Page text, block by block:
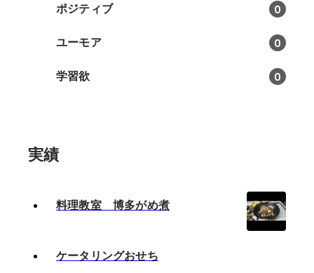
ポジティブ 0
ユーモア 0
学習欲 0
実績
料理教室 博多がめ煮
ケータリングおせち